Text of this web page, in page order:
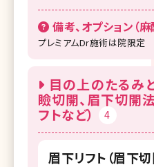
備考、オプション（麻
プレミアムDr施術は院限定
目の上のたるみ
瞼切開、眉下切開
フトなど）
4
眉下リフト（眉下切